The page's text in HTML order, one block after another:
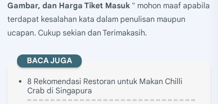
Gambar, dan Harga Tiket Masuk " mohon maaf apabila
terdapat kesalahan kata dalam penulisan maupun
ucapan. Cukup sekian dan Terimakasih.
BACA JUGA
8 Rekomendasi Restoran untuk Makan Chilli
Crab di Singapura